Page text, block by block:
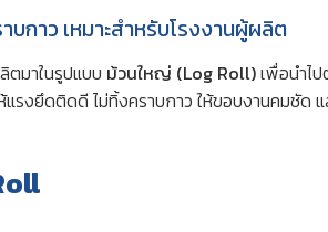
กาว เหมาะสำหรับโรงงานผู้ผลิต
มาในรูปแบบ ม้วนใหญ่ (Log Roll)เพื่อนำไ
ยึดติดดี ไม่ทิ้งคราบกาว ให้ขอบงานคมชัด